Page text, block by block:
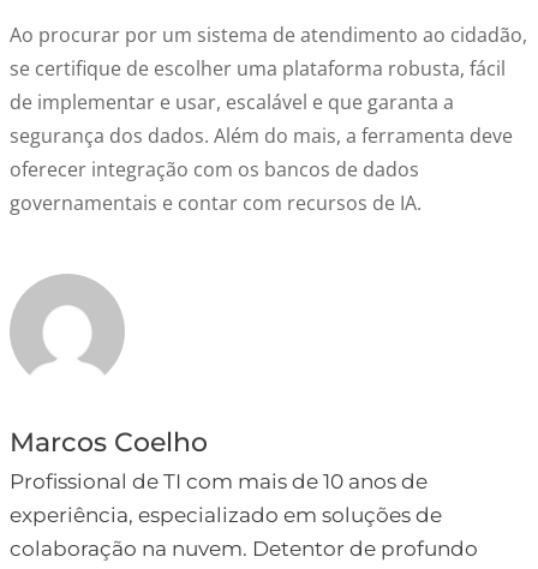
Ao procurar por um sistema de atendimento ao cidadão,
se certifique de escolher uma plataforma robusta, fácil
de implementar e usar, escalável e que garanta a
segurança dos dados. Além do mais, a ferramenta deve
oferecer integração com os bancos de dados
governamentais e contar com recursos de IA.
Marcos Coelho
Profissional de TI com mais de 10 anos de
experiência, especializado em soluções de
colaboração na nuvem. Detentor de profundo